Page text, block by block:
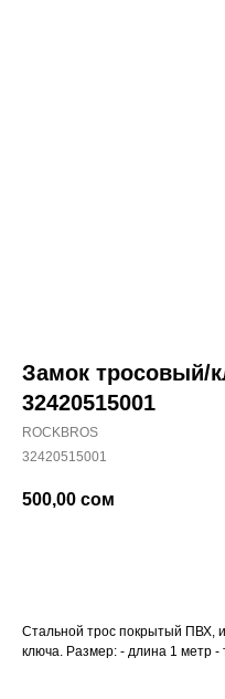
Замок тросовый/
32420515001
ROCKBROS
32420515001
500,00 сом
Стальной трос покрытый ПВХ,
ключа. Размер: - длина 1 метр